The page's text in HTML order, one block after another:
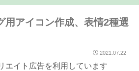
用アイコン作成、表情2種選
2021.07.22
エイト広告を利用しています